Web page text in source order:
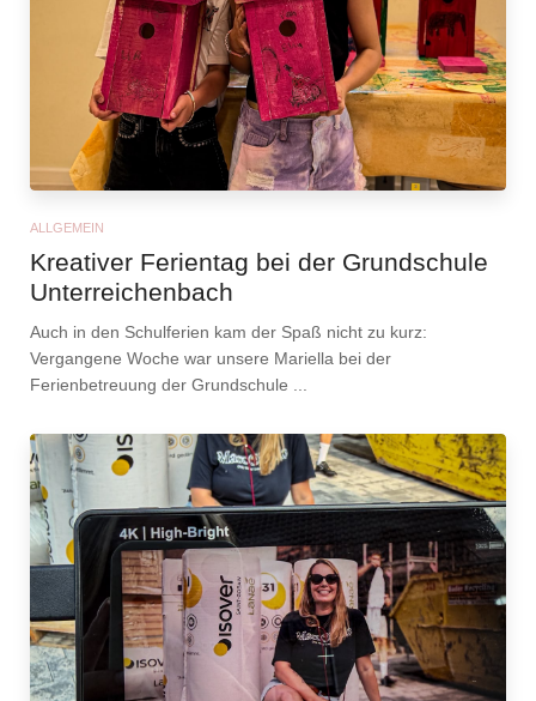
ALLGEMEIN
Kreativer Ferientag bei der Grundschule
Unterreichenbach
Auch in den Schulferien kam der Spaß nicht zu kurz:
Vergangene Woche war unsere Mariella bei der
Ferienbetreuung der Grundschule ...